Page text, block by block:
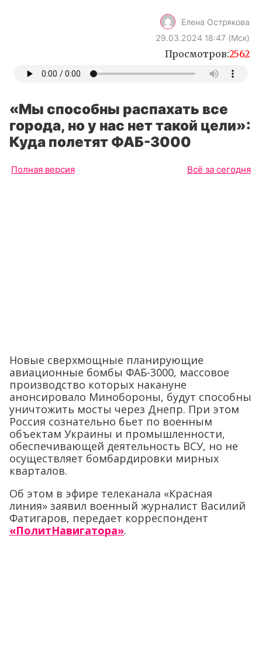
Елена Острякова
29.03.2024 18:47 (Мск)
Просмотров:2562
«Мы способны распахать все
города, но у нас нет такой цели»:
Куда полетят ФАБ-3000
Полная версия Всё за сегодня
Новые сверхмощные планирующие
авиационные бомбы ФАБ-3000, массовое
производство которых накануне
анонсировало Минобороны, будут способны
уничтожить мосты через Днепр. При этом
Россия сознательно бьет по военным
объектам Украины и промышленности,
обеспечивающей деятельность ВСУ, но не
осуществляет бомбардировки мирных
кварталов.
Об этом в эфире телеканала «Красная
линия» заявил военный журналист Василий
Фатигаров, передает корреспондент
«ПолитНавигатора».